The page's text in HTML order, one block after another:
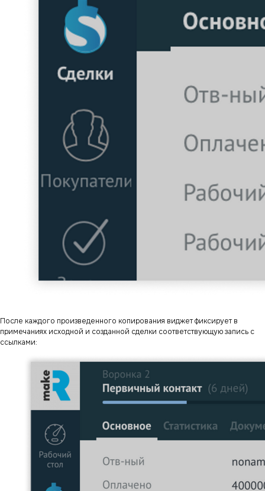
После каждого произведенного копирования виджет фиксирует в
примечаниях исходной и созданной сделки соответствующую запись с
ссылками: